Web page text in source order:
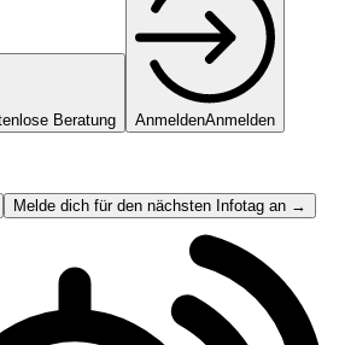
Beratung AnmeldenAnmelden
Melde dich für den nächsten Infotag an →